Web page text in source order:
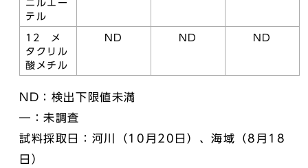
ニルエー
テル
12 メ
タクリル
酸メチル
ND ND ND
ND：検出下限値未満
―：未調査
試料採取日：河川（10月20日）、海域（8月18
日）